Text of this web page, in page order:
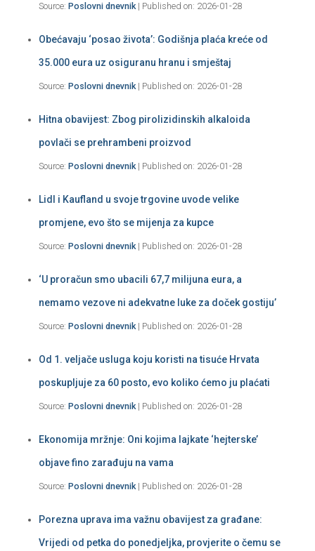
Source: Poslovni dnevnik Published on: 2026-01-28
Obećavaju ‘posao života’: Godišnja plaća kreće od
35.000 eura uz osiguranu hranu i smještaj
Source: Poslovni dnevnik Published on: 2026-01-28
Hitna obavijest: Zbog pirolizidinskih alkaloida
povlači se prehrambeni proizvod
Source: Poslovni dnevnik Published on: 2026-01-28
Lidl i Kaufland u svoje trgovine uvode velike
promjene, evo što se mijenja za kupce
Source: Poslovni dnevnik Published on: 2026-01-28
‘U proračun smo ubacili 67,7 milijuna eura, a
nemamo vezove ni adekvatne luke za doček gostiju’
Source: Poslovni dnevnik Published on: 2026-01-28
Od 1. veljače usluga koju koristi na tisuće Hrvata
poskupljuje za 60 posto, evo koliko ćemo ju plaćati
Source: Poslovni dnevnik Published on: 2026-01-28
Ekonomija mržnje: Oni kojima lajkate ‘hejterske’
objave fino zarađuju na vama
Source: Poslovni dnevnik Published on: 2026-01-28
Porezna uprava ima važnu obavijest za građane:
Vrijedi od petka do ponedjeljka, provjerite o čemu se